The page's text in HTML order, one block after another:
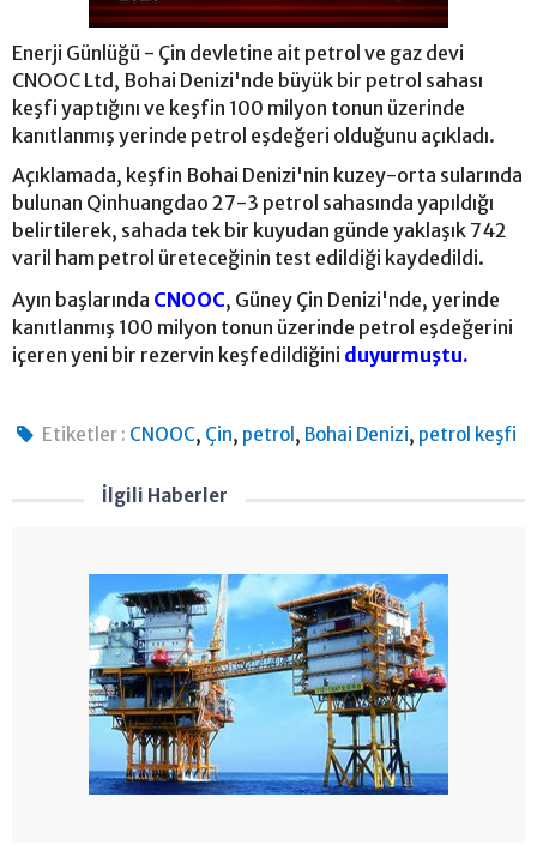
Enerji Günlüğü - Çin devletine ait petrol ve gaz devi
CNOOC Ltd, Bohai Denizi'nde büyük bir petrol sahası
keşfi yaptığını ve keşfin 100 milyon tonun üzerinde
kanıtlanmış yerinde petrol eşdeğeri olduğunu açıkladı.
Açıklamada, keşfin Bohai Denizi'nin kuzey-orta sularında
bulunan Qinhuangdao 27-3 petrol sahasında yapıldığı
belirtilerek, sahada tek bir kuyudan günde yaklaşık 742
varil ham petrol üreteceğinin test edildiği kaydedildi.
Ayın başlarında CNOOC, Güney Çin Denizi'nde, yerinde
kanıtlanmış 100 milyon tonun üzerinde petrol eşdeğerini
içeren yeni bir rezervin keşfedildiğini duyurmuştu.
Etiketler : CNOOC, Çin, petrol , Bohai Denizi, petrol keşfi
İlgili Haberler